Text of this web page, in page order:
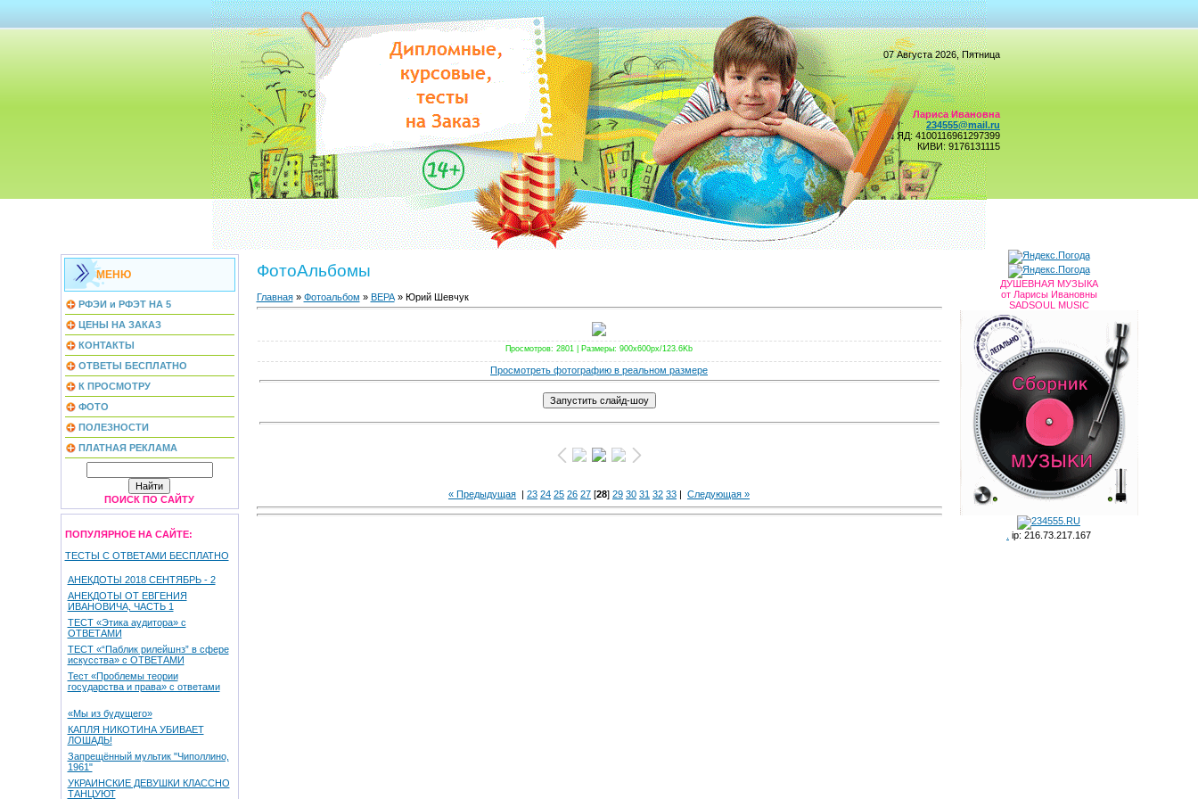
07 Августа 2026, Пятница
Лариса Ивановна
234555@mail.ru
ЯД: 4100116961297399
КИВИ: 9176131115
МЕНЮ
РФЭИ и РФЭТ НА 5
ЦЕНЫ НА ЗАКАЗ
КОНТАКТЫ
ОТВЕТЫ БЕСПЛАТНО
К ПРОСМОТРУ
ФОТО
ПОЛЕЗНОСТИ
ПЛАТНАЯ РЕКЛАМА
ПОИСК ПО САЙТУ
ПОПУЛЯРНОЕ НА САЙТЕ:
ТЕСТЫ С ОТВЕТАМИ БЕСПЛАТНО
АНЕКДОТЫ 2018 СЕНТЯБРЬ - 2
АНЕКДОТЫ ОТ ЕВГЕНИЯ
ИВАНОВИЧА, ЧАСТЬ 1
ТЕСТ «Этика аудитора» с
ОТВЕТАМИ
ТЕСТ «“Паблик рилейшнз” в сфере
искусства» с ОТВЕТАМИ
Тест «Проблемы теории
государства и права» с ответами
«Мы из будущего»
КАПЛЯ НИКОТИНА УБИВАЕТ
ЛОШАДЬ!
Запрещённый мультик "Чиполлино,
1961"
УКРАИНСКИЕ ДЕВУШКИ КЛАССНО
ТАНЦУЮТ
ФотоАльбомы
Главная» Фотоальбом » ВЕРА» Юрий Шевчук
Просмотров: 2801 | Размеры: 900x600px/123.6Kb
Просмотреть фотографию в реальном размере
« Предыдущая | 23 24 25 26 27 [28] 29 30 31 32 33 | Следующая »
ДУШЕВНАЯ МУЗЫКА
от Ларисы Ивановны
SADSOUL MUSIC
ip: 216.73.217.167